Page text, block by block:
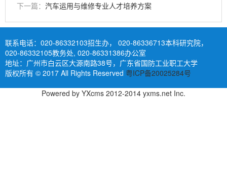
下一篇： 汽车运用与维修专业人才培养方案
联系电话： 020-86332103招生办， 020-86336713本科研究院，
020-86332105教务处, 020-86331386办公室
地址：广州市白云区大源南路38号，广东省国防工业职工大学
版权所有 © 2017 All Rights Reserved 粤ICP备20025284号
Powered by YXcms 2012-2014 yxms.net Inc.